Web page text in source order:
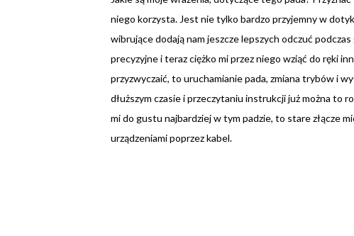
niego korzysta. Jest nie tylko bardzo przyjemny w
wibrujące dodają nam jeszcze lepszych odczuć
precyzyjne i teraz ciężko mi przez niego wziąć do ręki
przyzwyczaić, to uruchamianie pada, zmiana trybów i
dłuższym czasie i przeczytaniu instrukcji już można to
mi do gustu najbardziej w tym padzie, to stare złącze
urządzeniami poprzez kabel.